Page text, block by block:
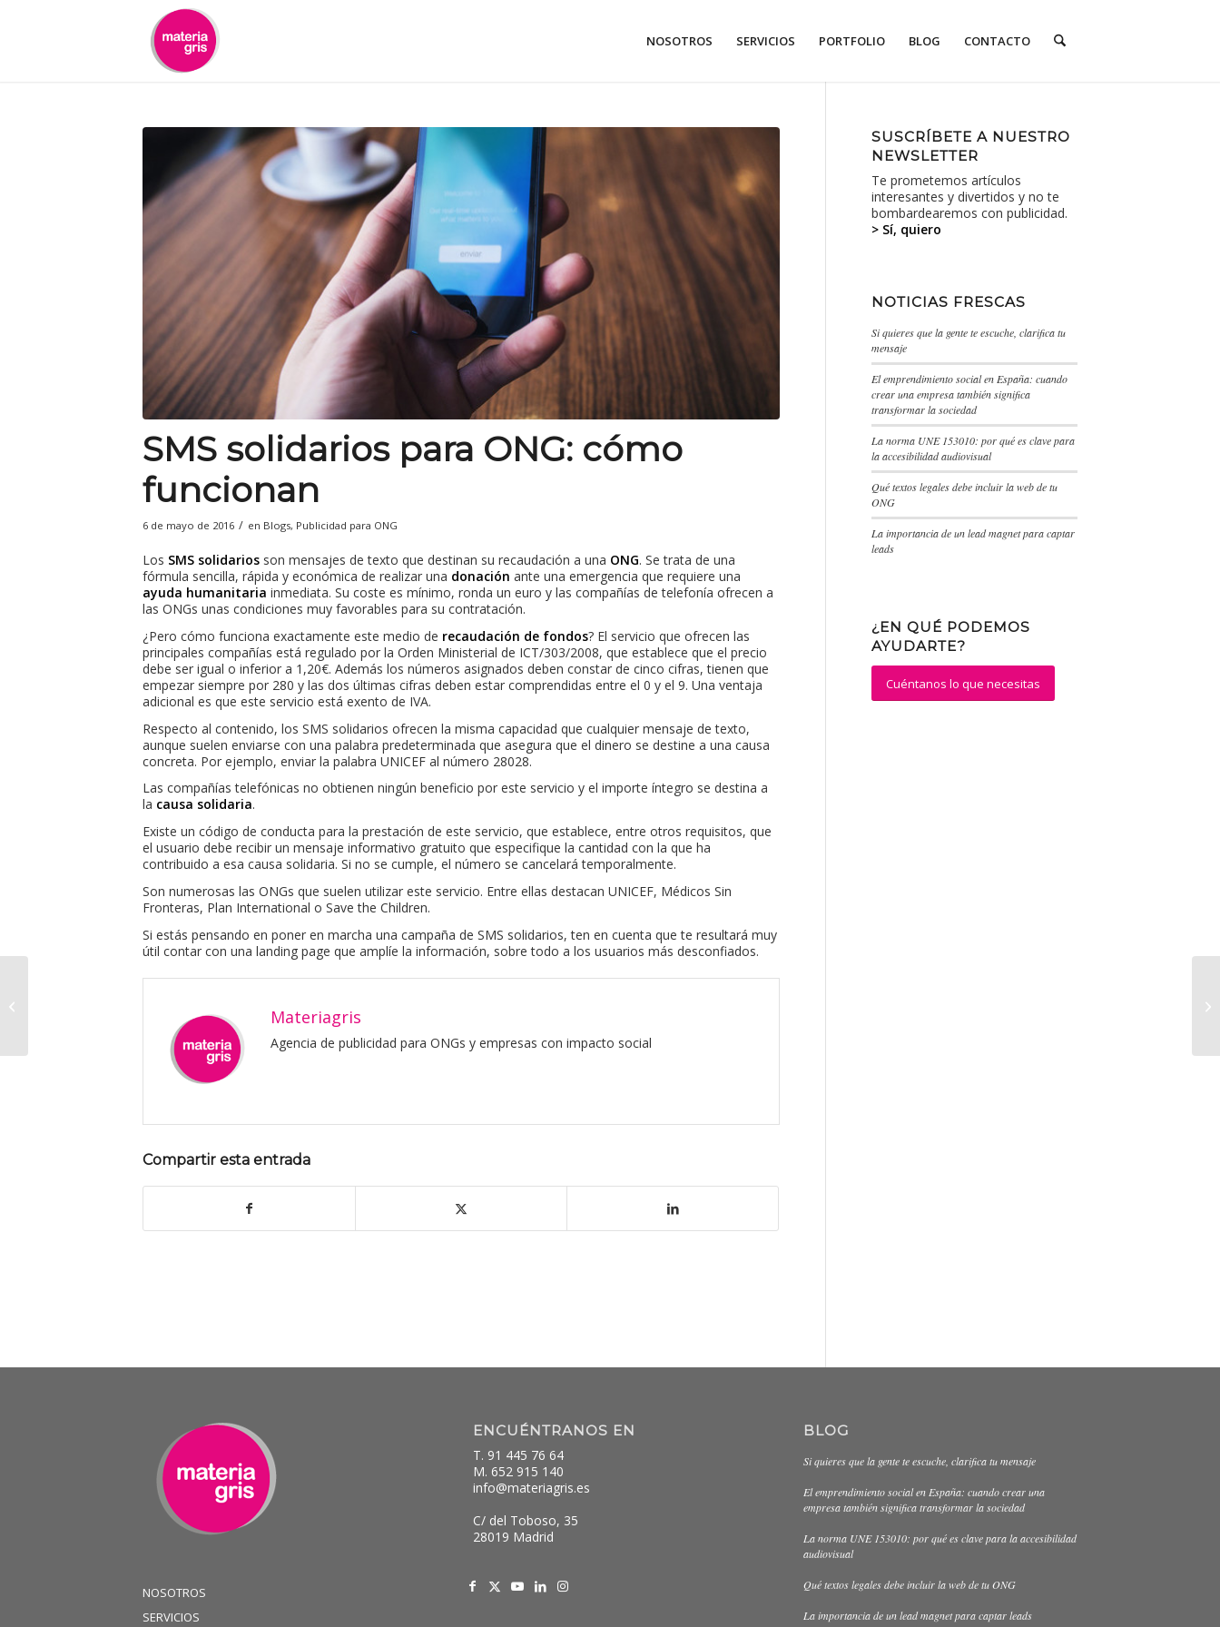
NOSOTROS SERVICIOS PORTFOLIO BLOG CONTACTO
SMS solidarios para ONG: cómo
funcionan
6 de mayo de 2016 / en Blogs, Publicidad para ONG
Los SMS solidarios son mensajes de texto que destinan su recaudación a una ONG. Se trata de una
fórmula sencilla, rápida y económica de realizar una donación ante una emergencia que requiere una
ayuda humanitaria inmediata. Su coste es mínimo, ronda un euro y las compañías de telefonía ofrecen a
las ONGs unas condiciones muy favorables para su contratación.
¿Pero cómo funciona exactamente este medio de recaudación de fondos? El servicio que ofrecen las
principales compañías está regulado por la Orden Ministerial de ICT/303/2008, que establece que el precio
debe ser igual o inferior a 1,20€. Además los números asignados deben constar de cinco cifras, tienen que
empezar siempre por 280 y las dos últimas cifras deben estar comprendidas entre el 0 y el 9. Una ventaja
adicional es que este servicio está exento de IVA.
Respecto al contenido, los SMS solidarios ofrecen la misma capacidad que cualquier mensaje de texto,
aunque suelen enviarse con una palabra predeterminada que asegura que el dinero se destine a una causa
concreta. Por ejemplo, enviar la palabra UNICEF al número 28028.
Las compañías telefónicas no obtienen ningún beneficio por este servicio y el importe íntegro se destina a
la causa solidaria.
Existe un código de conducta para la prestación de este servicio, que establece, entre otros requisitos, que
el usuario debe recibir un mensaje informativo gratuito que especifique la cantidad con la que ha
contribuido a esa causa solidaria. Si no se cumple, el número se cancelará temporalmente.
Son numerosas las ONGs que suelen utilizar este servicio. Entre ellas destacan UNICEF, Médicos Sin
Fronteras, Plan International o Save the Children.
Si estás pensando en poner en marcha una campaña de SMS solidarios, ten en cuenta que te resultará muy
útil contar con una landing page que amplíe la información, sobre todo a los usuarios más desconfiados.
Materiagris
Agencia de publicidad para ONGs y empresas con impacto social
Compartir esta entrada
SUSCRÍBETE A NUESTRO
NEWSLETTER
Te prometemos artículos
interesantes y divertidos y no te
bombardearemos con publicidad.
> Sí, quiero
NOTICIAS FRESCAS
Si quieres que la gente te escuche, clarifica tu
mensaje
El emprendimiento social en España: cuando
crear una empresa también significa
transformar la sociedad
La norma UNE 153010: por qué es clave para
la accesibilidad audiovisual
Qué textos legales debe incluir la web de tu
ONG
La importancia de un lead magnet para captar
leads
¿EN QUÉ PODEMOS
AYUDARTE?
Cuéntanos lo que necesitas
NOSOTROS
SERVICIOS
ENCUÉNTRANOS EN
T. 91 445 76 64
M. 652 915 140
info@materiagris.es
C/ del Toboso, 35
28019 Madrid
BLOG
Si quieres que la gente te escuche, clarifica tu mensaje
El emprendimiento social en España: cuando crear una
empresa también significa transformar la sociedad
La norma UNE 153010: por qué es clave para la accesibilidad
audiovisual
Qué textos legales debe incluir la web de tu ONG
La importancia de un lead magnet para captar leads